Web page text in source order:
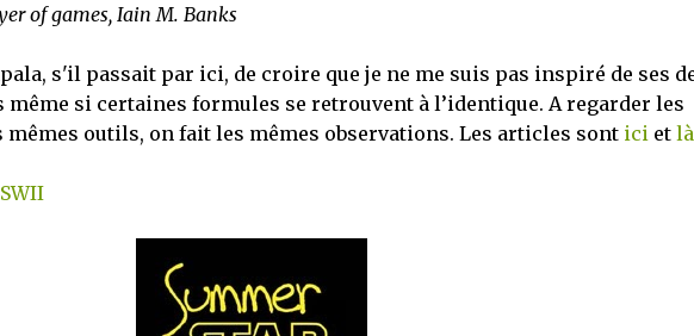
of games, Iain M. Banks
s'il passait par ici, de croire que je ne me suis pas inspiré de ses
si certaines formules se retrouvent à l’identique. A regarder les
mêmes outils, on fait les mêmes observations. Les articles sont ici et là